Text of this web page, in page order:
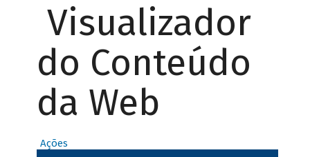
Visualizador
do Conteúdo
da Web
Ações